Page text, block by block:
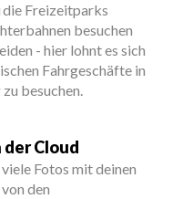
die Freizeitparks
besuchen
- hier lohnt es sich
Fahrgeschäfte in
besuchen.
Cloud
Fotos mit deinen
den